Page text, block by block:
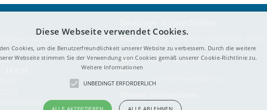
32
Uhr
Di. &
Do.:
14:00 – 19:00 Uhr
Diese Webseite verwendet Cookies.
Cookies, um die Benutzerfreundlichkeit unserer Website zu verbessern. Durch die weitere
Webseite stimmen Sie der Verwendung von Cookies gemäß unserer Cookie-Richtlinie zu.
Weitere Informationen
UNBEDINGT ERFORDERLICH